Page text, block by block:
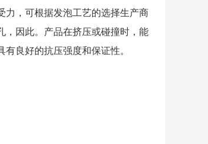
力，可根据发泡工艺的选择生产商
，因此。产品在挤压或碰撞时，能
良好的抗压强度和保证性。